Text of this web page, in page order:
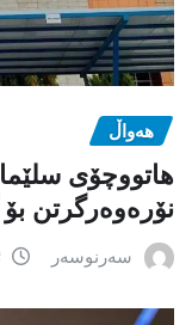
هەواڵ
هاتووچۆی
نۆرەوەرگرتن
سەرنوسەر